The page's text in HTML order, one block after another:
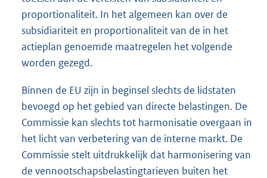
proportionaliteit. In het algemeen kan over de
subsidiariteit en proportionaliteit van de in het
actieplan genoemde maatregelen het volgende
worden gezegd.
Binnen de EU zijn in beginsel slechts de lidstaten
bevoegd op het gebied van directe belastingen. De
Commissie kan slechts tot harmonisatie overgaan in
het licht van verbetering van de interne markt. De
Commissie stelt uitdrukkelijk dat harmonisering van
de vennootschapsbelastingtarieven buiten het